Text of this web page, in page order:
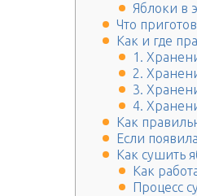
Яблоки в
Что
Как и где
1.
2.
3.
4.
Как
Если
Как сушить
Как
Процесс